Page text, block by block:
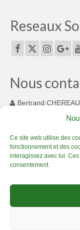
Ce site web utilise des
fonctionnement et des
interagissez avec lui.
consentement.
Reseaux
Nous
Bertrand CHEREAU
131 Chemin des
+33(0) 7 82 55 93